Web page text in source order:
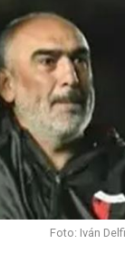
Foto: Iván